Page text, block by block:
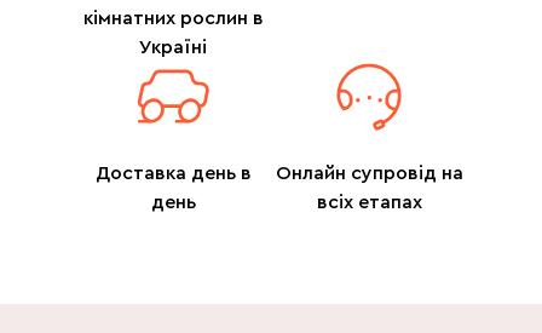
кімнатних рослин в
Україні
Доставка день в
день
Онлайн супровід на
всіх етапах